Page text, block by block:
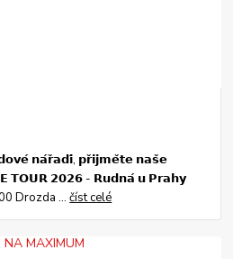
𝗻𝗮́𝗿̌𝗮𝗱𝗶́, 𝗽𝗿̌𝗶𝗷𝗺𝗲̌𝘁𝗲 𝗻𝗮𝘀̌𝗲
𝗧𝗢𝗨𝗥 𝟮𝟬𝟮𝟲 - 𝗥𝘂𝗱𝗻𝗮́ 𝘂 𝗣𝗿𝗮𝗵𝘆
Drozda ...číst celé